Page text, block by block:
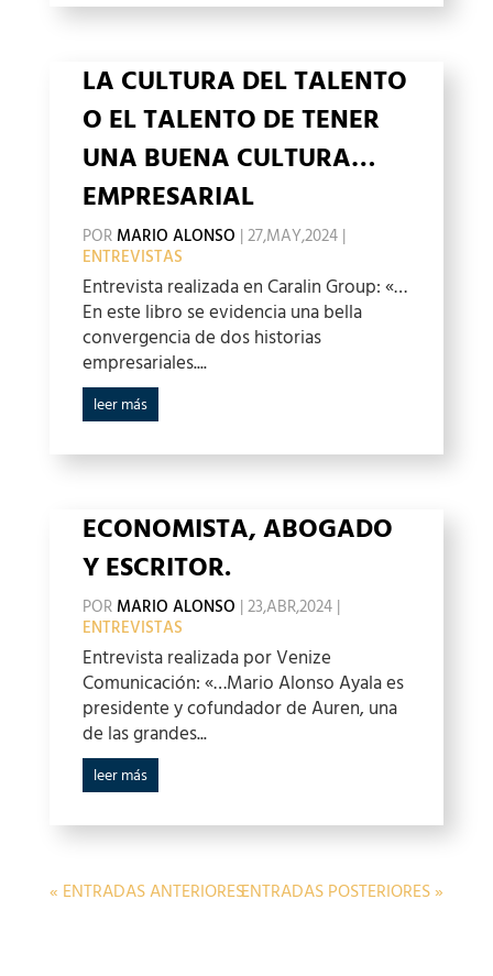
LA CULTURA DEL TALENTO
O EL TALENTO DE TENER
UNA BUENA CULTURA…
EMPRESARIAL
POR MARIO ALONSO |27,MAY,2024|
ENTREVISTAS
Entrevista realizada en Caralin Group: «…
En este libro se evidencia una bella
convergencia de dos historias
empresariales....
leer más
ECONOMISTA, ABOGADO
Y ESCRITOR.
POR MARIO ALONSO |23,ABR,2024|
ENTREVISTAS
Entrevista realizada por Venize
Comunicación: «…Mario Alonso Ayala es
presidente y cofundador de Auren, una
de las grandes...
leer más